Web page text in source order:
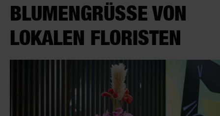
BLUMENGRÜSSE VON L
OKALEN FLORISTEN